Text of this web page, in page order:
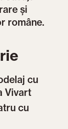
și
române.
cu
Vivart
cu